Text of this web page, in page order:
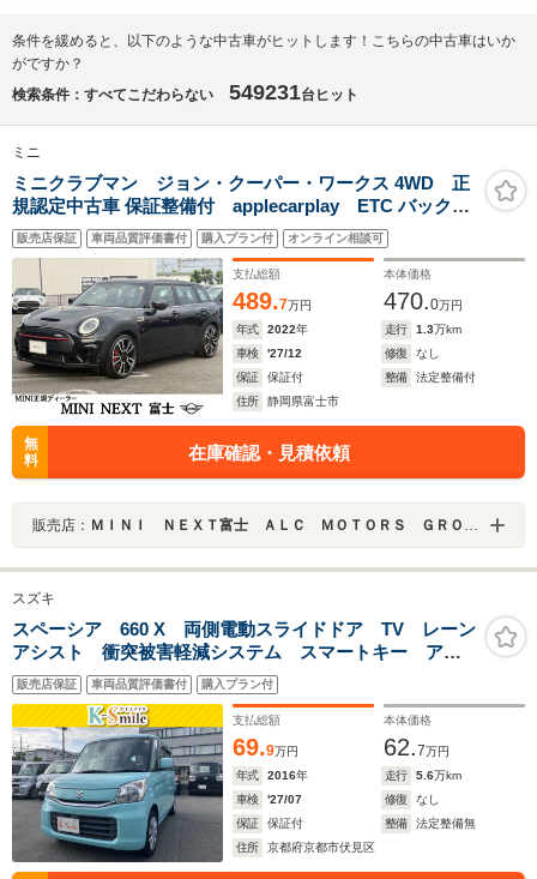
条件を緩めると、以下のような中古車がヒットします！こちらの中古車はいか
がですか？
検索条件：すべてこだわらない
549231台ヒット
ミニ
ミニクラブマン ジョン・クーパー・ワークス 4WD 正
規認定中古車 保証整備付 applecarplay ETC バックカ
メラ 衝突軽減ブレーキ アイドリングストップ 障害物ソナ
ー アクティブクルコン LEDライト 純正ホイール
販売店保証 車両品質評価書付 購入プラン付 オンライン相談可
支払総額
489.7万円
本体価格
470.0万円
年式
2022年 走行 1.3万km
車検
'27/12 修復
なし
保証
保証付 整備
法定整備付
住所
静岡県富士市
無
料
在庫確認・見積依頼
販売店： ＭＩＮＩ ＮＥＸＴ富士 ＡＬＣ ＭＯＴＯＲＳ ＧＲＯＵＰ
スズキ
スペーシア 660 X 両側電動スライドドア TV レーン
アシスト 衝突被害軽減システム スマートキー アイ
ドリングストップ 電動格納ミラー シートヒーター
ベンチシート CVT 盗難防止システム ABS ESC
販売店保証 車両品質評価書付 購入プラン付
支払総額
69.9万円
本体価格
62.7万円
年式
2016年 走行 5.6万km
車検
'27/07 修復
なし
保証
保証付 整備
法定整備無
住所
京都府京都市伏見区